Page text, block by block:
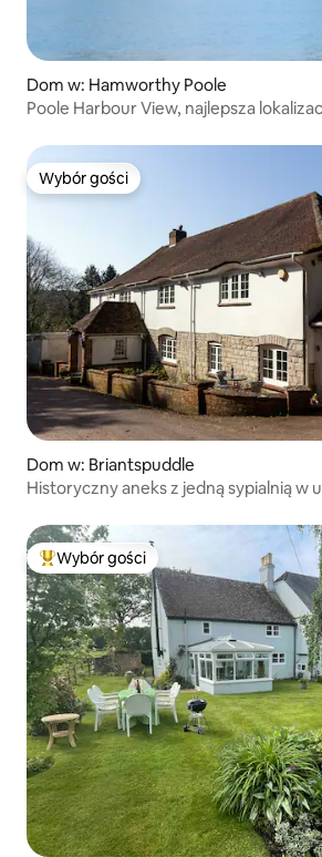
Dom w: Hamworthy Poole
Poole Harbour View, najlepsza
Wybór gości
Wybór gości
Dom w: Briantspuddle
Historyczny aneks z jedną sypialnią w
Najpopularniejsze z kategorii Wybór
Wybór gości